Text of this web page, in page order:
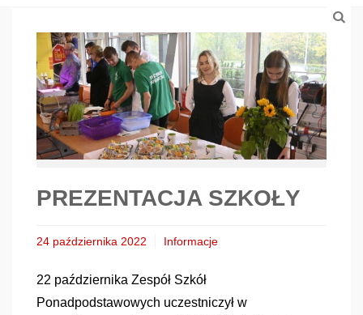
PREZENTACJA SZKOŁY
24 października 2022 Informacje
22 października Zespół Szkół
Ponadpodstawowych uczestniczył w